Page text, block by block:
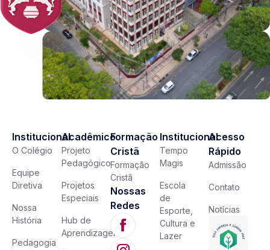
Institucional
O Colégio
Equipe
Diretiva
Nossa
História
Pedagogia
Acadêmico
Projeto
Pedagógico
Projetos
Especiais
Hub de
Aprendizagem
Formação
Cristã
Formação
Cristã
Nossas
Redes
Institucional
Tempo
Magis
Escola
de
Esporte,
Cultura e
Lazer
Acesso
Rápido
Admissão
Contato
Notícias